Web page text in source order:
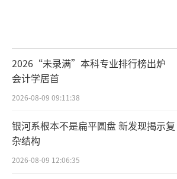
2026“未录满”本科专业排行榜出炉
会计学居首
2026-08-09 09:11:38
银河系根本不是扁平圆盘 新发现揭示复
杂结构
2026-08-09 12:06:35